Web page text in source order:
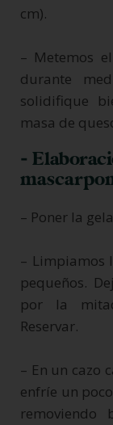
cm).
– Metemos
durante
solidifique
masa de
-
– Poner la
– Limpiamos
pequeños.
por la
Reservar.
– En un cazo
enfríe un